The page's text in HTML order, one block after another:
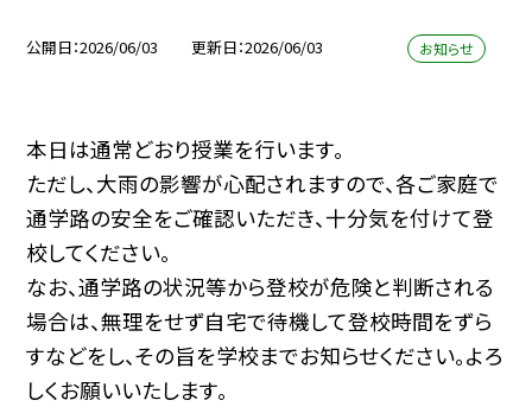
公開日 2026/06/03 更新日 2026/06/03 お知らせ
本日は通常どおり授業を行います。
ただし、大雨の影響が心配されますので、各ご家庭で
通学路の安全をご確認いただき、十分気を付けて登
校してください。
なお、通学路の状況等から登校が危険と判断される
場合は、無理をせず自宅で待機して登校時間をずら
すなどをし、その旨を学校までお知らせください。よろ
しくお願いいたします。